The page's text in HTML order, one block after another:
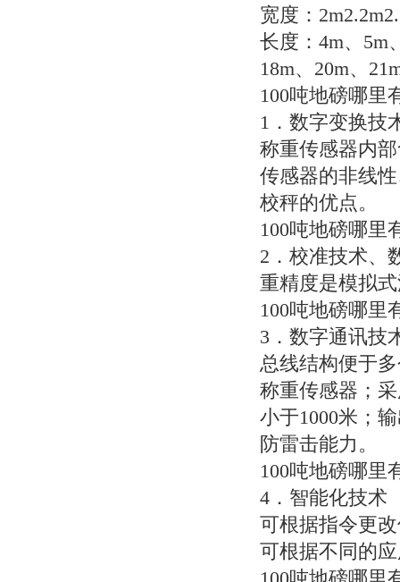
宽度：
长度：4m、5m
18m、20m、
100吨地磅哪里
1．数字变换技
称重传感器内
传感器的非线
校秤的优点。
100吨地磅哪里
2．校准技术、
重精度是模拟
100吨地磅哪里
3．数字通讯技
总线结构便于
称重传感器；
小于1000米；
防雷击能力。
100吨地磅哪里
4．智能化技术
可根据指令更
可根据不同的